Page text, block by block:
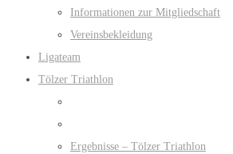
Informationen zur Mitgliedschaft
Vereinsbekleidung
Ligateam
Tölzer Triathlon
Ergebnisse – Tölzer Triathlon